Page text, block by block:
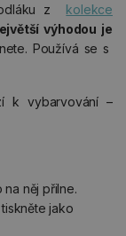
z kolekce
výhodou je
Používá se s
k vybarvování –
na něj přilne.
tiskněte jako